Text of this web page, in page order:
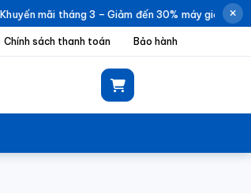
mãi tháng 3 – Giảm đến 30% máy giặt
Chính sách thanh toán Bảo hành